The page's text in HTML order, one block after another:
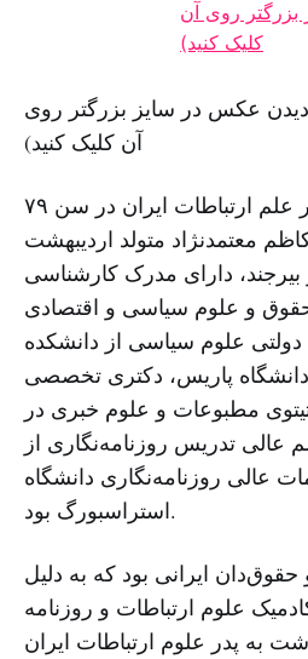
دیدن عکس در سایز بزرگتر روی
آن کلیک کنید)
کاظم معتمدنژاد، پدر علم ارتباطات ایران در سن ۷۹
معتمدنژاد متولد اردیبهشت
بیرجند، دارای مدرک کارشناسی
و علوم سیاسی و اقتصادی
دولتی علوم سیاسی از دانشکده
پاریس، دکتری تخصصی
مطبوعات و علوم خبری در
عالی تدریس روزنامه‌نگاری از
عالی روزنامه‌نگاری دانشگاه
استراسبورگ بود.
حقوق‌دان ایرانی بود که به دلیل
علوم ارتباطات و روزنامه
به پدر علوم ارتباطات ایران